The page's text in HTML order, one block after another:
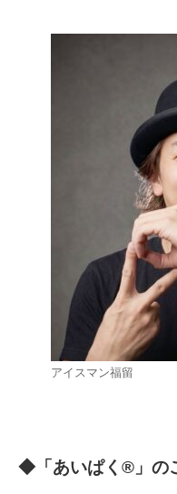
アイスマン福留
◆「あいぱく®」の